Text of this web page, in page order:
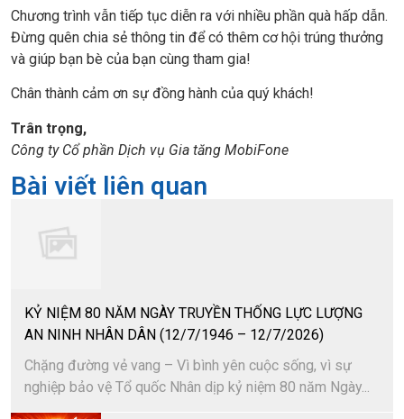
Chương trình vẫn tiếp tục diễn ra với nhiều phần quà hấp dẫn.
Đừng quên chia sẻ thông tin để có thêm cơ hội trúng thưởng
và giúp bạn bè của bạn cùng tham gia!
Chân thành cảm ơn sự đồng hành của quý khách!
Trân trọng,
Công ty Cổ phần Dịch vụ Gia tăng MobiFone
Bài viết liên quan
KỶ NIỆM 80 NĂM NGÀY TRUYỀN THỐNG LỰC LƯỢNG
AN NINH NHÂN DÂN (12/7/1946 – 12/7/2026)
Chặng đường vẻ vang – Vì bình yên cuộc sống, vì sự
nghiệp bảo vệ Tổ quốc Nhân dịp kỷ niệm 80 năm Ngày...